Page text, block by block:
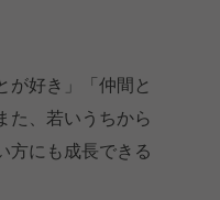
好き」「仲間と
た、若いうちから
方にも成長できる